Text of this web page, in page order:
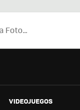
VIDEOJUEGOS